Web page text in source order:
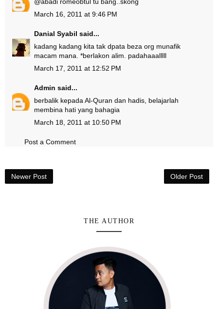
March 16, 2011 at 9:46 PM
Danial Syabil said...
kadang kadang kita tak dpata beza org munafik
macam mana. *berlakon alim. padahaaalllll
March 17, 2011 at 12:52 PM
Admin said...
berbalik kepada Al-Quran dan hadis, belajarlah
membina hati yang bahagia
March 18, 2011 at 10:50 PM
Post a Comment
Newer Post Older Post
THE AUTHOR